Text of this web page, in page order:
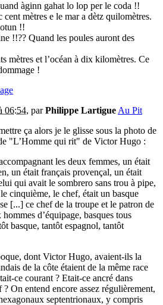
àginn gahat lo lop per le coda !!
cent mètres e le mar a dètz quilomètres.
!!
!!?? Quand les poules auront des
mètres et l’océan à dix kilomètres. Ce
!
06:54, parPhilippe Lartigue Au Pit
ça alors je le glisse sous la photo de
"L’Homme qui rit" de Victor Hugo :
les deux femmes, un était
un était français provençal, un était
qui avait le sombrero sans trou à pipe,
cinquième, le chef, était un basque
[...] ce chef de la troupe et le patron de
d’équipage, basques tous
basque, tantôt espagnol, tantôt
dont Victor Hugo, avaient-ils la
de la côte étaient de la même race
ce courant ? Etait-ce ancré dans
On entend encore assez régulièrement,
septentrionaux, y compris